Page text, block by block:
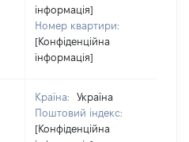
інформація]
Номер квартири:
[Конфіденційна
інформація]
Країна:
Україна
Поштовий індекс:
[Конфіденційна